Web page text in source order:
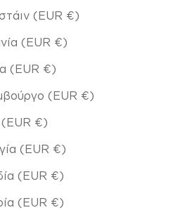
(EUR €)
(EUR €)
(EUR €)
(EUR €)
€)
(EUR €)
(EUR €)
(EUR €)